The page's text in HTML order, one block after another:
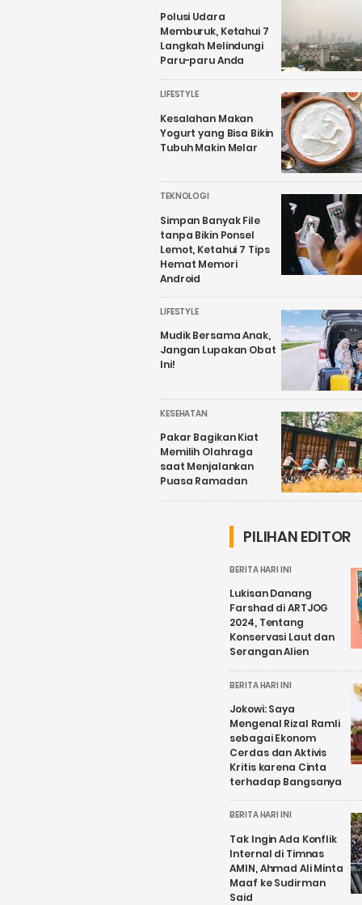
Polusi Udara
Memburuk, Ketahui 7
Langkah Melindungi
Paru-paru Anda
LIFESTYLE
Kesalahan Makan
Yogurt yang Bisa Bikin
Tubuh Makin Melar
TEKNOLOGI
Simpan Banyak File
tanpa Bikin Ponsel
Lemot, Ketahui 7 Tips
Hemat Memori
Android
LIFESTYLE
Mudik Bersama Anak,
Jangan Lupakan Obat
Ini!
KESEHATAN
Pakar Bagikan Kiat
Memilih Olahraga
saat Menjalankan
Puasa Ramadan
PILIHAN EDITOR
BERITA HARI INI
Lukisan Danang
Farshad di ARTJOG
2024, Tentang
Konservasi Laut dan
Serangan Alien
BERITA HARI INI
Jokowi: Saya
Mengenal Rizal Ramli
sebagai Ekonom
Cerdas dan Aktivis
Kritis karena Cinta
terhadap Bangsanya
BERITA HARI INI
Tak Ingin Ada Konflik
Internal di Timnas
AMIN, Ahmad Ali Minta
Maaf ke Sudirman
Said